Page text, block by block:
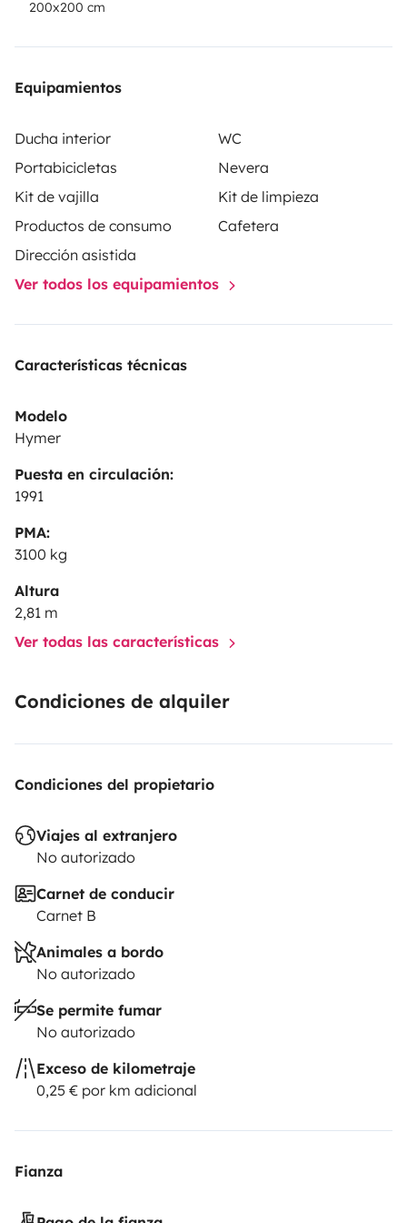
200x200 cm
Equipamientos
Ducha interior
WC
Portabicicletas
Nevera
Kit de vajilla
Kit de limpieza
Productos de consumo
Cafetera
Dirección asistida
Ver todos los equipamientos
Características técnicas
Modelo
Hymer
Puesta en circulación:
1991
PMA:
3100 kg
Altura
2,81 m
Ver todas las características
Condiciones de alquiler
Condiciones del propietario
Viajes al extranjero
No autorizado
Carnet de conducir
Carnet B
Animales a bordo
No autorizado
Se permite fumar
No autorizado
Exceso de kilometraje
0,25 € por km adicional
Fianza